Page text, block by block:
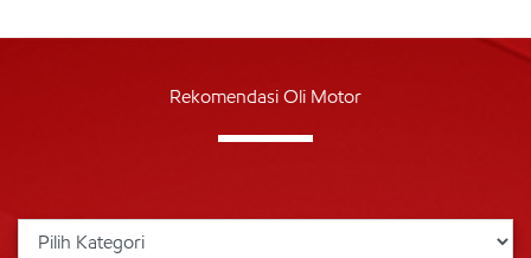
Rekomendasi Oli Motor